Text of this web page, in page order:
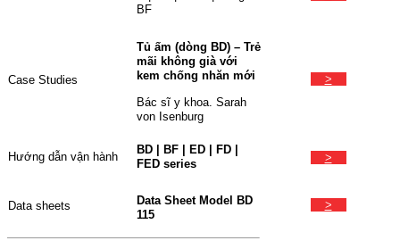
BF
Case Studies
Tủ ấm (dòng BD) – Trẻ
mãi không già với
kem chống nhăn mới
Bác sĩ y khoa. Sarah
von Isenburg
>
Hướng dẫn vận hành
BD | BF | ED | FD |
FED series
>
Data sheets
Data Sheet Model BD
115
>